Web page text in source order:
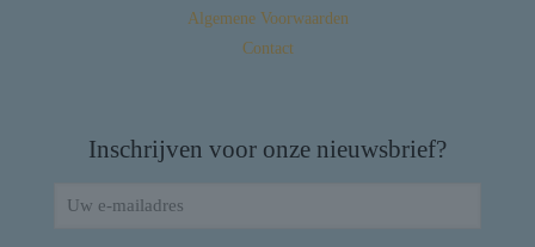
Algemene Voorwaarden
Contact
Inschrijven voor onze nieuwsbrief?